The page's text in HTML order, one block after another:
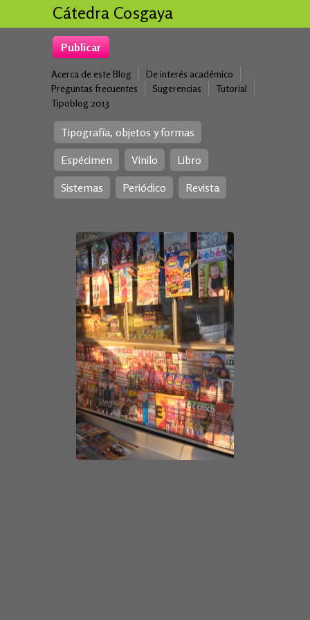
Cátedra Cosgaya
Publicar
Acerca de este Blog
De interés académico
Preguntas frecuentes
Sugerencias
Tutorial
Tipoblog 2013
Tipografía, objetos y formas
Espécimen
Vinilo
Libro
Sistemas
Periódico Revista